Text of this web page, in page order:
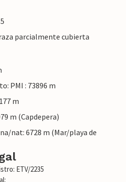
parcialmente cubierta
PMI : 73896 m
m
m (Capdepera)
nat: 6728 m (Mar/playa de
ETV/2235